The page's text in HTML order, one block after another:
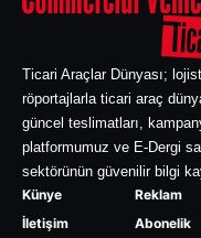
Ticari Araçlar Dünyası;
röportajlarla ticari araç
güncel teslimatları,
platformumuz ve E-Dergi
sektörünün güvenilir bilgi
Künye
İletişim
Reklam
Abonelik